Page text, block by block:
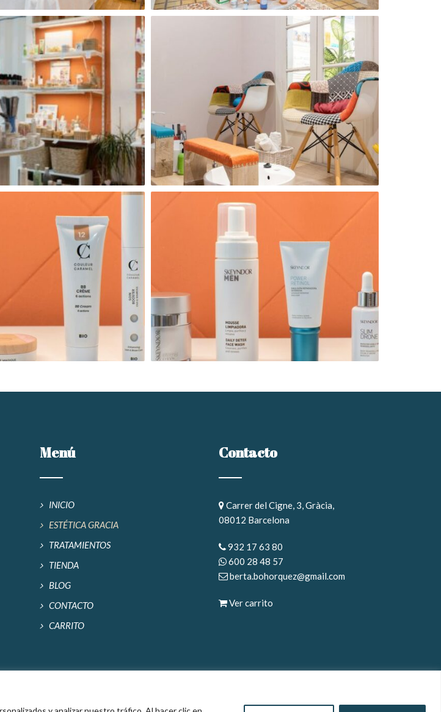
Menú
INICIO
ESTÉTICA GRACIA
TRATAMIENTOS
TIENDA
BLOG
CONTACTO
CARRITO
Contacto
Carrer del Cigne, 3, Gràcia,
08012 Barcelona
932 17 63 80
600 28 48 57
berta.bohorquez@gmail.com
Ver carrito